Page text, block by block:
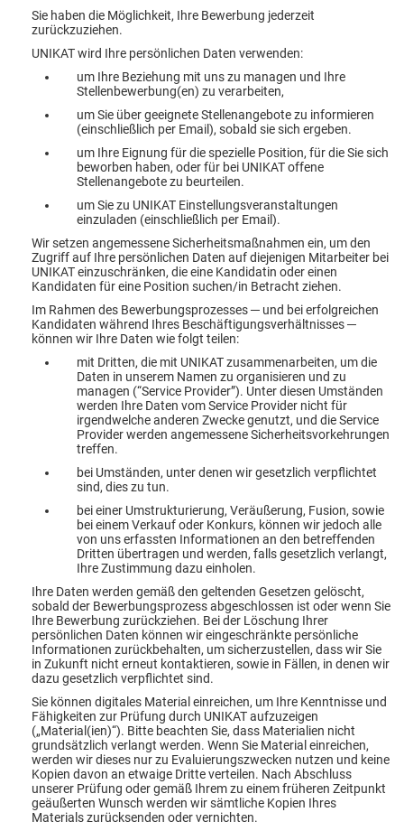
Sie haben die Möglichkeit, Ihre Bewerbung jederzeit
zurückzuziehen.
UNIKAT wird Ihre persönlichen Daten verwenden:
um Ihre Beziehung mit uns zu managen und Ihre
Stellenbewerbung(en) zu verarbeiten,
um Sie über geeignete Stellenangebote zu informieren
(einschließlich per Email), sobald sie sich ergeben.
um Ihre Eignung für die spezielle Position, für die Sie sich
beworben haben, oder für bei UNIKAT offene
Stellenangebote zu beurteilen.
um Sie zu UNIKAT Einstellungsveranstaltungen
einzuladen (einschließlich per Email).
Wir setzen angemessene Sicherheitsmaßnahmen ein, um den
Zugriff auf Ihre persönlichen Daten auf diejenigen Mitarbeiter bei
UNIKAT einzuschränken, die eine Kandidatin oder einen
Kandidaten für eine Position suchen/in Betracht ziehen.
Im Rahmen des Bewerbungsprozesses ─ und bei erfolgreichen
Kandidaten während Ihres Beschäftigungsverhältnisses ─
können wir Ihre Daten wie folgt teilen:
mit Dritten, die mit UNIKAT zusammenarbeiten, um die
Daten in unserem Namen zu organisieren und zu
managen (“Service Provider”). Unter diesen Umständen
werden Ihre Daten vom Service Provider nicht für
irgendwelche anderen Zwecke genutzt, und die Service
Provider werden angemessene Sicherheitsvorkehrungen
treffen.
bei Umständen, unter denen wir gesetzlich verpflichtet
sind, dies zu tun.
bei einer Umstrukturierung, Veräußerung, Fusion, sowie
bei einem Verkauf oder Konkurs, können wir jedoch alle
von uns erfassten Informationen an den betreffenden
Dritten übertragen und werden, falls gesetzlich verlangt,
Ihre Zustimmung dazu einholen.
Ihre Daten werden gemäß den geltenden Gesetzen gelöscht,
sobald der Bewerbungsprozess abgeschlossen ist oder wenn Sie
Ihre Bewerbung zurückziehen. Bei der Löschung Ihrer
persönlichen Daten können wir eingeschränkte persönliche
Informationen zurückbehalten, um sicherzustellen, dass wir Sie
in Zukunft nicht erneut kontaktieren, sowie in Fällen, in denen wir
dazu gesetzlich verpflichtet sind.
Sie können digitales Material einreichen, um Ihre Kenntnisse und
Fähigkeiten zur Prüfung durch UNIKAT aufzuzeigen
(„Material(ien)“). Bitte beachten Sie, dass Materialien nicht
grundsätzlich verlangt werden. Wenn Sie Material einreichen,
werden wir dieses nur zu Evaluierungszwecken nutzen und keine
Kopien davon an etwaige Dritte verteilen. Nach Abschluss
unserer Prüfung oder gemäß Ihrem zu einem früheren Zeitpunkt
geäußerten Wunsch werden wir sämtliche Kopien Ihres
Materials zurücksenden oder vernichten.